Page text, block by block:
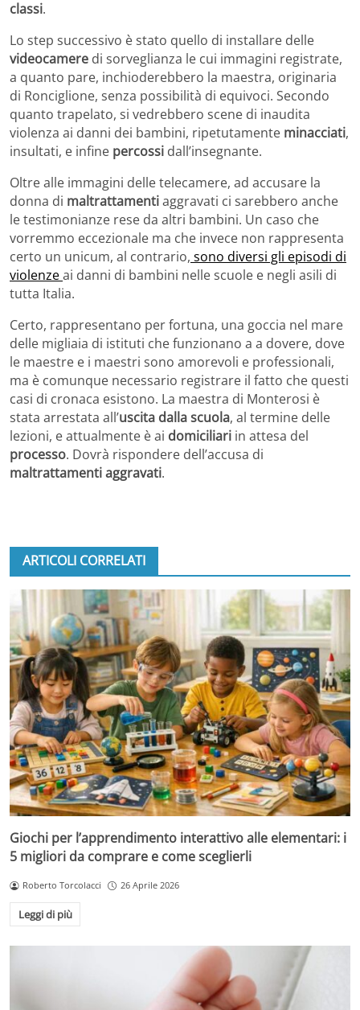
classi.
Lo step successivo è stato quello di installare delle
videocamere di sorveglianza le cui immagini registrate,
a quanto pare, inchioderebbero la maestra, originaria
di Ronciglione, senza possibilità di equivoci. Secondo
quanto trapelato, si vedrebbero scene di inaudita
violenza ai danni dei bambini, ripetutamente minacciati,
insultati, e infine percossi dall’insegnante.
Oltre alle immagini delle telecamere, ad accusare la
donna di maltrattamentiaggravati ci sarebbero anche
le testimonianze rese da altri bambini. Un caso che
vorremmo eccezionale ma che invece non rappresenta
certo un unicum, al contrario, sono diversi gli episodi di
violenzeai danni di bambini nelle scuole e negli asili di
tutta Italia.
Certo, rappresentano per fortuna, una goccia nel mare
delle migliaia di istituti che funzionano a a dovere, dove
le maestre e i maestri sono amorevoli e professionali,
ma è comunque necessario registrare il fatto che questi
casi di cronaca esistono. La maestra di Monterosi è
stata arrestata all’uscita dalla scuola, al termine delle
lezioni, e attualmente è ai domiciliari in attesa del
processo. Dovrà rispondere dell’accusa di
maltrattamenti aggravati.
ARTICOLI CORRELATI
Giochi per l’apprendimento interattivo alle elementari: i
5 migliori da comprare e come sceglierli
Roberto Torcolacci 26 Aprile 2026
Leggi di più